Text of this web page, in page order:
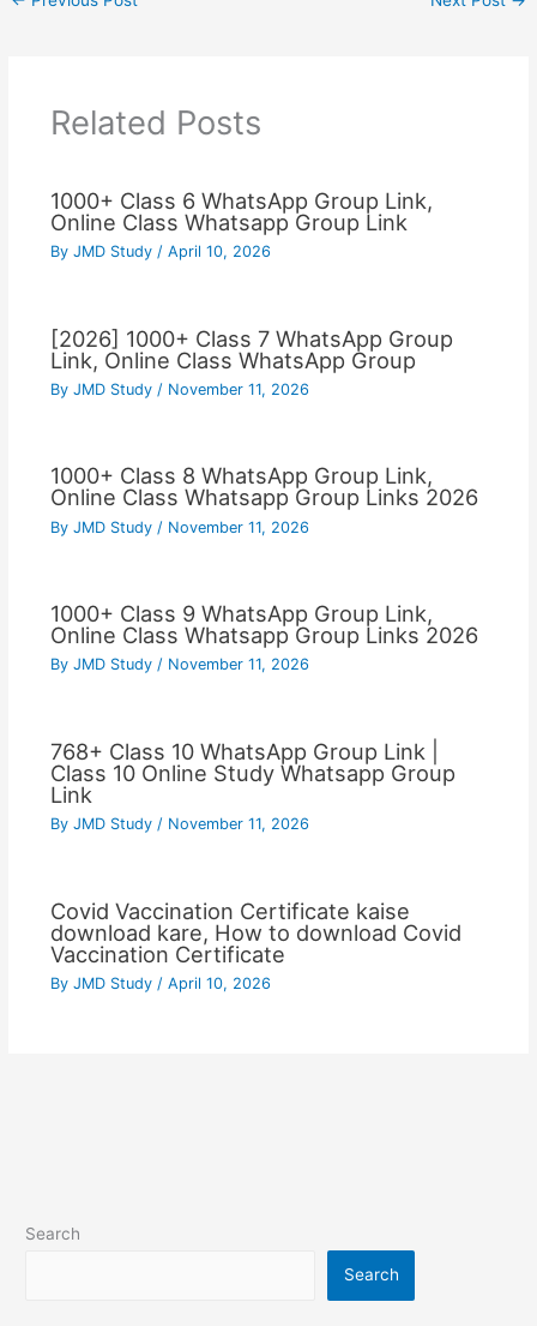
Related Posts
1000+ Class 6 WhatsApp Group Link,
Online Class Whatsapp Group Link
By JMD Study / April 10, 2026
[2026] 1000+ Class 7 WhatsApp Group
Link, Online Class WhatsApp Group
By JMD Study / November 11, 2026
1000+ Class 8 WhatsApp Group Link,
Online Class Whatsapp Group Links 2026
By JMD Study / November 11, 2026
1000+ Class 9 WhatsApp Group Link,
Online Class Whatsapp Group Links 2026
By JMD Study / November 11, 2026
768+ Class 10 WhatsApp Group Link |
Class 10 Online Study Whatsapp Group
Link
By JMD Study / November 11, 2026
Covid Vaccination Certificate kaise
download kare, How to download Covid
Vaccination Certificate
By JMD Study / April 10, 2026
Search
Search